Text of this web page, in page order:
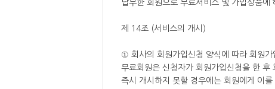
납부한 회원으로 무료서비스 및 가입상품에
제 14조 (서비스의 개시)
① 회사의 회원가입신청 양식에 따라 회원
무료회원은 신청자가 회원가입신청을 한
즉시 개시하지 못할 경우에는 회원에게 이